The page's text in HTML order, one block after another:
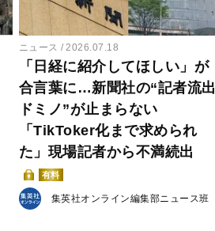
ニュース 2026.07.18
「日経に紹介してほしい」が
合言葉に…新聞社の“記者流出
ドミノ”が止まらない
「TikToker化まで求められ
た」現場記者から不満続出
有料
集英社オンライン編集部ニュース班